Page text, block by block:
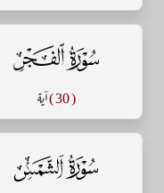
سورة الفجر
( 30 ) آية
سورة الشمس